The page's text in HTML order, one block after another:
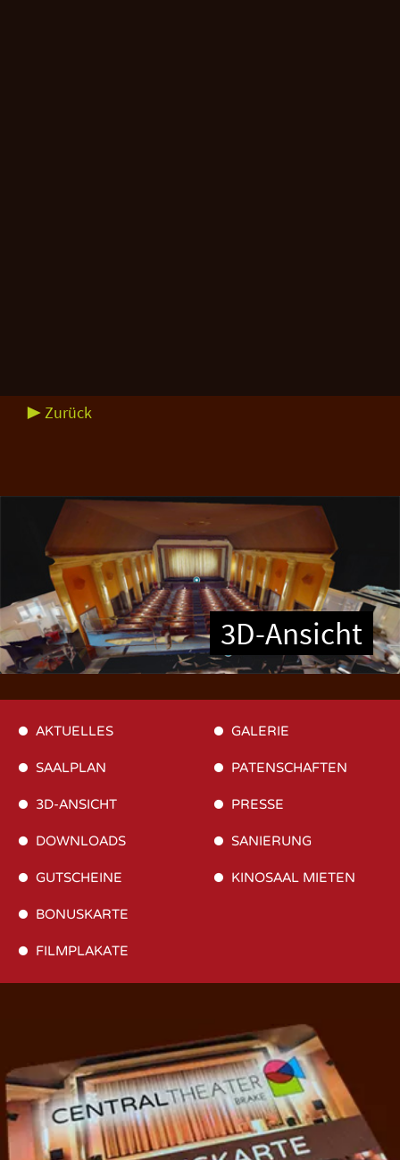
▶ Zurück
3D-Ansicht
AKTUELLES
SAALPLAN
3D-ANSICHT
DOWNLOADS
GUTSCHEINE
BONUSKARTE
FILMPLAKATE
GALERIE
PATENSCHAFTEN
PRESSE
SANIERUNG
KINOSAAL MIETEN